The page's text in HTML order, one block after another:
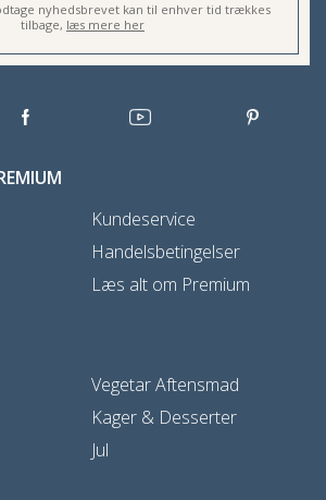
nyhedsbrevet kan til enhver tid trækkes
tilbage, læs mere her
Kundeservice
Handelsbetingelser
Læs alt om Premium
Vegetar Aftensmad
Kager & Desserter
Jul